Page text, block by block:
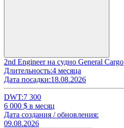
2nd Engineer на судно General Cargo
Длительность:4 месяца
Дата посадки:18.08.2026
DWT:7 300
6 000 $ в месяц
Дата создания / обновления:
09.08.2026